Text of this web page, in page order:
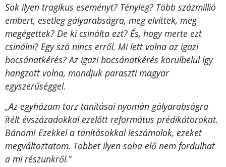
Sok ilyen tragikus eseményt? Tényleg? Több százmillió
embert, esetleg gályarabságra, meg elvittek, meg
megégettek? De ki csinálta ezt? És, hogy merte ezt
csinálni? Egy szó nincs erről. Mi lett volna az igazi
bocsánatkérés? Az igazi bocsánatkérés körülbelül így
hangzott volna, mondjuk paraszti magyar
egyszerűséggel.
„Az egyházam torz tanításai nyomán gályarabságra
ítélt évszázadokkal ezelőtt református prédikátorokat.
Bánom! Ezekkel a tanításokkal leszámolok, ezeket
megváltoztatom. Többet ilyen soha elő nem fordulhat
a mi részünkről.”